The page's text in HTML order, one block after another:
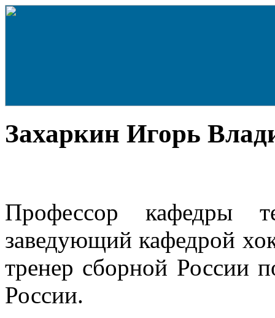
Захаркин Игорь
Профессор кафедры
заведующий кафедрой
тренер сборной России
России.